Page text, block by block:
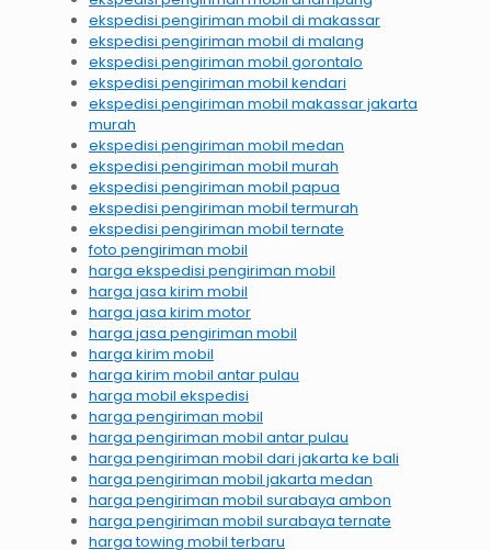
ekspedisi pengiriman mobil di makassar
ekspedisi pengiriman mobil di malang
ekspedisi pengiriman mobil gorontalo
ekspedisi pengiriman mobil kendari
ekspedisi pengiriman mobil makassar jakarta
murah
ekspedisi pengiriman mobil medan
ekspedisi pengiriman mobil murah
ekspedisi pengiriman mobil papua
ekspedisi pengiriman mobil termurah
ekspedisi pengiriman mobil ternate
foto pengiriman mobil
harga ekspedisi pengiriman mobil
harga jasa kirim mobil
harga jasa kirim motor
harga jasa pengiriman mobil
harga kirim mobil
harga kirim mobil antar pulau
harga mobil ekspedisi
harga pengiriman mobil
harga pengiriman mobil antar pulau
harga pengiriman mobil dari jakarta ke bali
harga pengiriman mobil jakarta medan
harga pengiriman mobil surabaya ambon
harga pengiriman mobil surabaya ternate
harga towing mobil terbaru